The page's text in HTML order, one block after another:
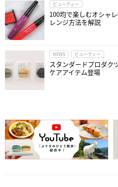
ビューティー
100均で楽しむオシャ
レンジ方法を解説
NEWS ビューティー
スタンダードプロダク
ケアアイテム登場